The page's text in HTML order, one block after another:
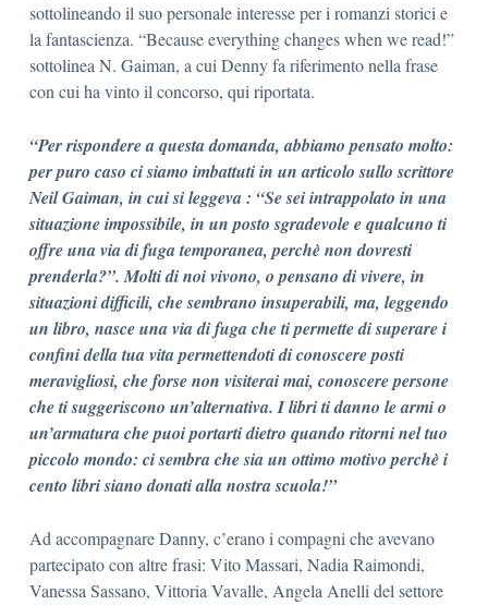
sottolineando il suo personale interesse per i romanzi storici e
la fantascienza. “Because everything changes when we read!”
sottolinea N. Gaiman, a cui Denny fa riferimento nella frase
con cui ha vinto il concorso, qui riportata.
“Per rispondere a questa domanda, abbiamo pensato molto:
per puro caso ci siamo imbattuti in un articolo sullo scrittore
Neil Gaiman, in cui si leggeva : “Se sei intrappolato in una
situazione impossibile, in un posto sgradevole e qualcuno ti
offre una via di fuga temporanea, perchè non dovresti
prenderla?”. Molti di noi vivono, o pensano di vivere, in
situazioni difficili, che sembrano insuperabili, ma, leggendo
un libro, nasce una via di fuga che ti permette di superare i
confini della tua vita permettendoti di conoscere posti
meravigliosi, che forse non visiterai mai, conoscere persone
che ti suggeriscono un’alternativa. I libri ti danno le armi o
un’armatura che puoi portarti dietro quando ritorni nel tuo
piccolo mondo: ci sembra che sia un ottimo motivo perchè i
cento libri siano donati alla nostra scuola!”
Ad accompagnare Danny, c’erano i compagni che avevano
partecipato con altre frasi: Vito Massari, Nadia Raimondi,
Vanessa Sassano, Vittoria Vavalle, Angela Anelli del settore